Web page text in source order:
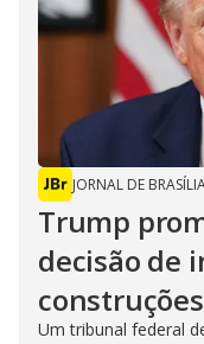
JORNAL DE
Trump
decisão de
Um tribunal federal